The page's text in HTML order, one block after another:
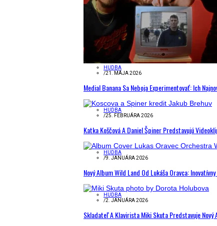
HUDBA
/21. MÁJA 2026
Medial Banana Sa Neboja Experimentovať: Ich
HUDBA
/25. FEBRUÁRA 2026
Katka Koščová A Daniel Špiner Predstavujú
HUDBA
/9. JANUÁRA 2026
Nový Album Wild Land Od Lukáša Oravca:
HUDBA
/2. JANUÁRA 2026
Skladateľ A Klavirista Miki Skuta Predstavuje